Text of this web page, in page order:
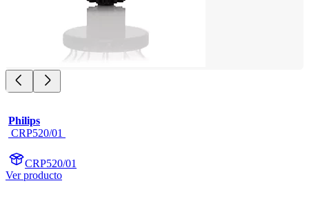
Philips
CRP520/01
CRP520/01
Ver producto